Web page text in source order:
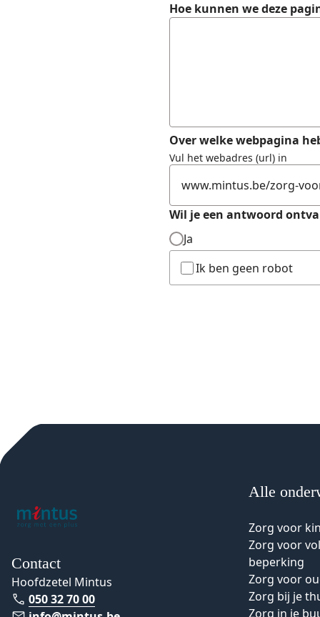
Hoe kunnen we deze
Over welke webpagina
Vul het webadres (url) in
Wil je een antwoord
Ja
Ik ben geen robot
Contact
Hoofdzetel Mintus
050 32 70 00
Alle
Zorg voor
Zorg voor
beperking
Zorg voor
Zorg bij je
Zorg in je